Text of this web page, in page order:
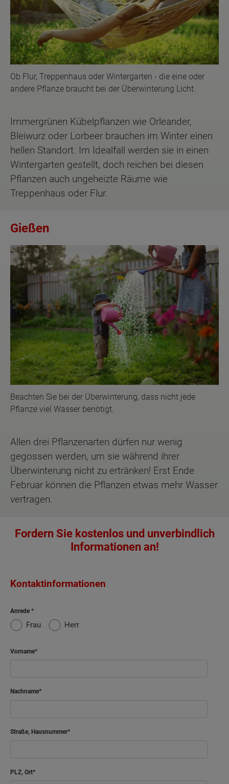
Ob Flur, Treppenhaus oder Wintergarten - die eine oder
andere Pflanze braucht bei der Überwinterung Licht.
Immergrünen Kübelpflanzen wie Orleander,
Bleiwurz oder Lorbeer brauchen im Winter einen
hellen Standort. Im Idealfall werden sie in einen
Wintergarten gestellt, doch reichen bei diesen
Pflanzen auch ungeheizte Räume wie
Treppenhaus oder Flur.
Gießen
Beachten Sie bei der Überwinterung, dass nicht jede
Pflanze viel Wasser benötigt.
Allen drei Pflanzenarten dürfen nur wenig
gegossen werden, um sie während ihrer
Überwinterung nicht zu ertränken! Erst Ende
Februar können die Pflanzen etwas mehr Wasser
vertragen.
Fordern Sie kostenlos und unverbindlich
Informationen an!
Kontaktinformationen
Anrede
Frau Herr
Vorname
Nachname
Straße, Hausnummer
PLZ, Ort